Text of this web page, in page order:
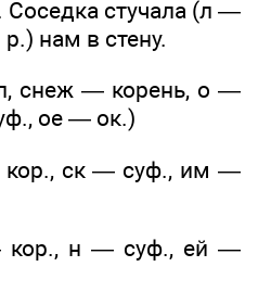
Соседка стучала (л —
нам в стену.
снеж — корень, о —
ое — ок.)
ск — суф., им —
кор., н — суф., ей —